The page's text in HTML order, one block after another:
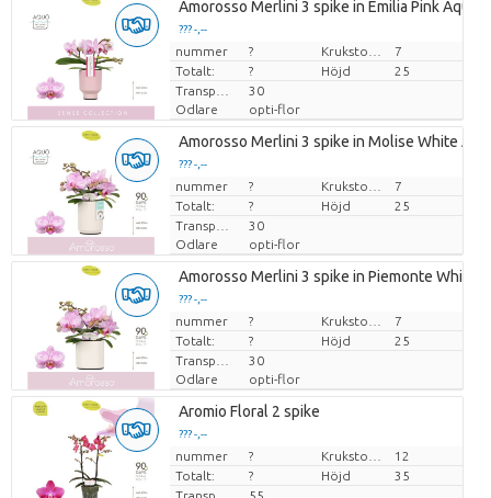
Amorosso Merlini 3 spike in Emilia Pink Aquo
??? -,--
Pris per enhet
nummer ?
7
Totalt:
? Höjd
25
30
Odlare
opti-flor
Amorosso Merlini 3 spike in Molise White
??? -,--
Pris per enhet
nummer ?
7
Totalt:
? Höjd
25
30
Odlare
opti-flor
Amorosso Merlini 3 spike in Piemonte White
??? -,--
Pris per enhet
nummer ?
7
Totalt:
? Höjd
25
30
Odlare
opti-flor
Aromio Floral 2 spike
??? -,--
Pris per enhet
nummer ?
12
Totalt:
? Höjd
35